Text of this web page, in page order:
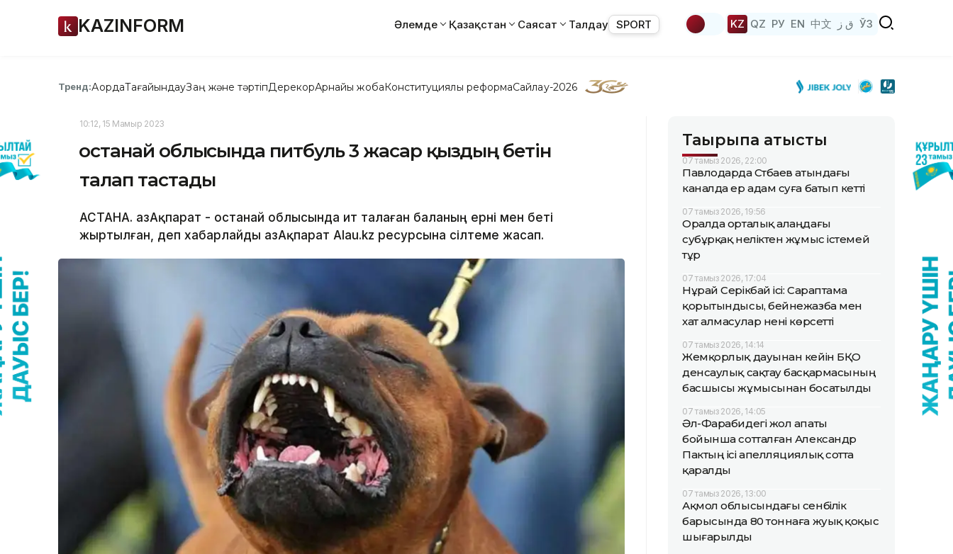
KAZINFORM Әлемде Қазақстан Саясат Талдау SPORT KZ QZ РУ EN 中文 ق ز ЎЗ
Тренд:АқордаТағайындауЗаң және тәртіпДерекқорАрнайы жобаКонституциялық реформаСайлау-2026
10:12, 15 Мамыр 2023
Қостанай облысында питбуль 3 жасар қыздың бетін
талап тастады
АСТАНА. ҚазАқпарат - Қостанай облысында ит талаған баланың ерні мен беті
жыртылған, деп хабарлайды ҚазАқпарат Alau.kz ресурсына сілтеме жасап.
Тақырыпқа қатысты
07 тамыз 2026, 22:00
Павлодарда Сәтбаев атындағы
каналда ер адам суға батып кетті
07 тамыз 2026, 19:56
Оралда орталық алаңдағы
субұрқақ неліктен жұмыс істемей
тұр
07 тамыз 2026, 17:04
Нұрай Серікбай ісі: Сараптама
қорытындысы, бейнежазба мен
хат алмасулар нені көрсетті
07 тамыз 2026, 14:14
Жемқорлық дауынан кейін БҚО
денсаулық сақтау басқармасының
басшысы жұмысынан босатылды
07 тамыз 2026, 14:05
Әл-Фарабидегі жол апаты
бойынша сотталған Александр
Пактың ісі апелляциялық сотта
қаралды
07 тамыз 2026, 13:00
Ақмол облысындағы сенбілік
барысында 80 тоннаға жуық қоқыс
шығарылды